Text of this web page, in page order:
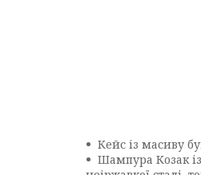
Кейс із масиву
Шампура Козак